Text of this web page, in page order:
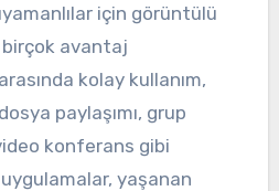
için görüntülü
avantaj
kolay kullanım,
paylaşımı, grup
konferans gibi
yaşanan